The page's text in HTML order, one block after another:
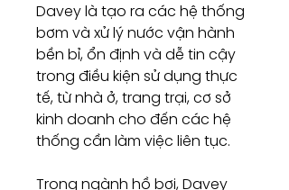
Davey là tạo ra các hệ thống
bơm và xử lý nước vận hành
bền bỉ, ổn định và dễ tin cậy
trong điều kiện sử dụng thực
tế, từ nhà ở, trang trại, cơ sở
kinh doanh cho đến các hệ
thống cần làm việc liên tục.
Trong ngành hồ bơi, Davey